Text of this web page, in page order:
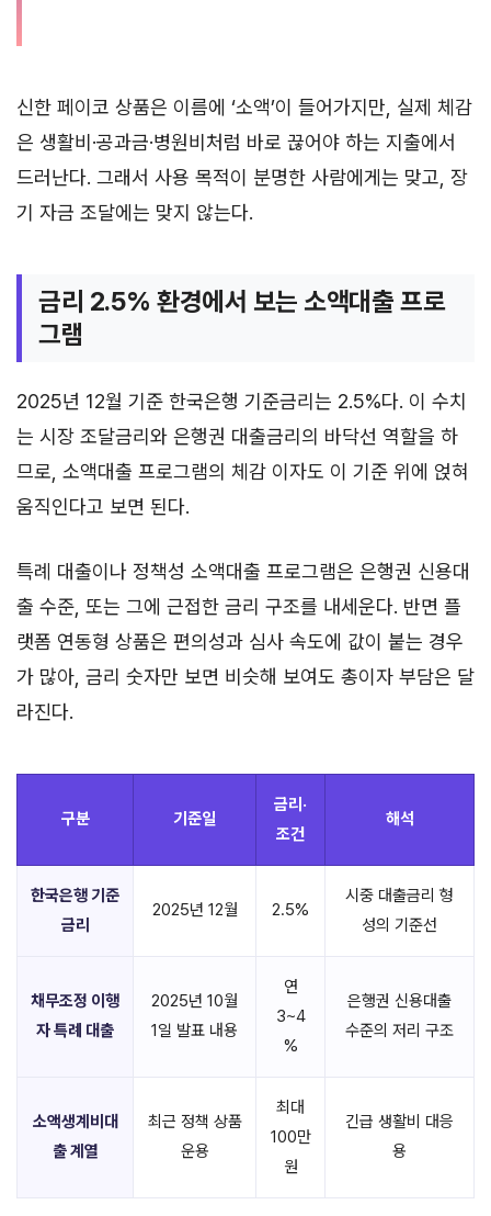
신한 페이코 상품은 이름에 ‘소액’이 들어가지만, 실제 체감
은 생활비·공과금·병원비처럼 바로 끊어야 하는 지출에서
드러난다. 그래서 사용 목적이 분명한 사람에게는 맞고, 장
기 자금 조달에는 맞지 않는다.
금리 2.5% 환경에서 보는 소액대출 프로
그램
2025년 12월 기준 한국은행 기준금리는 2.5%다. 이 수치
는 시장 조달금리와 은행권 대출금리의 바닥선 역할을 하
므로, 소액대출 프로그램의 체감 이자도 이 기준 위에 얹혀
움직인다고 보면 된다.
특례 대출이나 정책성 소액대출 프로그램은 은행권 신용대
출 수준, 또는 그에 근접한 금리 구조를 내세운다. 반면 플
랫폼 연동형 상품은 편의성과 심사 속도에 값이 붙는 경우
가 많아, 금리 숫자만 보면 비슷해 보여도 총이자 부담은 달
라진다.
구분 기준일
금리·
조건
해석
한국은행 기준
금리
2025년 12월 2.5%
시중 대출금리 형
성의 기준선
채무조정 이행
자 특례 대출
2025년 10월
1일 발표 내용
연
3~4
%
은행권 신용대출
수준의 저리 구조
소액생계비대
출 계열
최근 정책 상품
운용
최대
100만
원
긴급 생활비 대응
용